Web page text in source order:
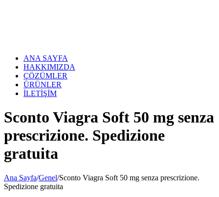
ANA SAYFA
HAKKIMIZDA
ÇÖZÜMLER
ÜRÜNLER
İLETİŞİM
Sconto Viagra Soft 50 mg senza
prescrizione. Spedizione
gratuita
Ana Sayfa/Genel/Sconto Viagra Soft 50 mg senza prescrizione.
Spedizione gratuita